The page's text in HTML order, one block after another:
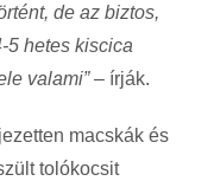
de az biztos,
5 hetes kiscica
valami”– írják.
macskák és
tolókocsit